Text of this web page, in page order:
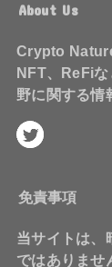
About Us
Crypto
NFT、ReFi
野に関する情
免責事項
当サイトは、
ではありませ